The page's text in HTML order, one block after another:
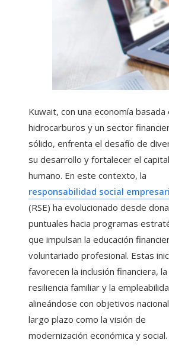
Kuwait, con una economía basada
hidrocarburos y un sector
sólido, enfrenta el desafío de
su desarrollo y fortalecer el capital
humano. En este contexto, la
responsabilidad social
(RSE) ha evolucionado desde
puntuales hacia programas
que impulsan la educación
voluntariado profesional. Estas
favorecen la inclusión financiera, la
resiliencia familiar y la
alineándose con objetivos
largo plazo como la visión de
modernización económica y social.